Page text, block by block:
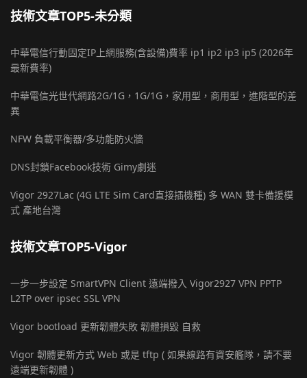
技術文章TOP5-未分類
中華電信行動固定IP上網服務(含設備)費率 ip1 ip2 ip3 ip5 (2026年
最新費率)
中華電信光世代網路2G/1G，1G/1G，家用型，商用型，進階型的差
異
NFW 負載平衡器/多功能防火牆
DNS封鎖Facebook技術 Gimy劇迷
Vigor 2927Lac (4G LTE Sim Card直接插機種) 多 WAN 雙卡備援模
式 產地台灣
技術文章TOP5-Vigor
一步一步設定 SmartVPN Client 遠端撥入 Vigor2927 VPN PPTP
L2TP over ipsec SSL VPN
Vigor bootload 更新韌體失敗 韌體損毀 自救
Vigor 韌體更新方式 Web 或是 tftp ( 如果線路有資安艦隊，請不要
遠端更新韌體 )